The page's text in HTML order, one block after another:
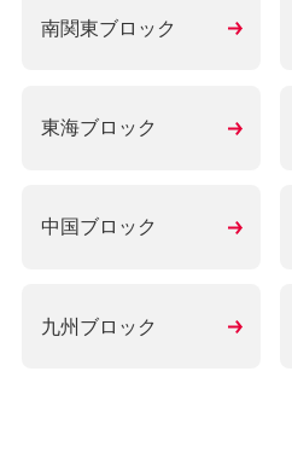
南関東ブロック
東海ブロック
中国ブロック
九州ブロック